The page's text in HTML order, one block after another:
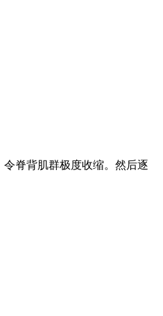
脊背肌群极度收缩。然后逐